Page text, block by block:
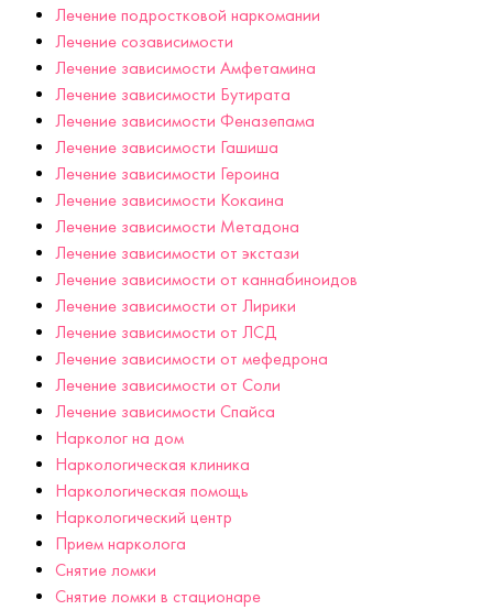
Лечение подростковой наркомании
Лечение созависимости
Лечение зависимости Амфетамина
Лечение зависимости Бутирата
Лечение зависимости Феназепама
Лечение зависимости Гашиша
Лечение зависимости Героина
Лечение зависимости Кокаина
Лечение зависимости Метадона
Лечение зависимости от экстази
Лечение зависимости от каннабиноидов
Лечение зависимости от Лирики
Лечение зависимости от ЛСД
Лечение зависимости от мефедрона
Лечение зависимости от Соли
Лечение зависимости Спайса
Нарколог на дом
Наркологическая клиника
Наркологическая помощь
Наркологический центр
Прием нарколога
Снятие ломки
Снятие ломки в стационаре